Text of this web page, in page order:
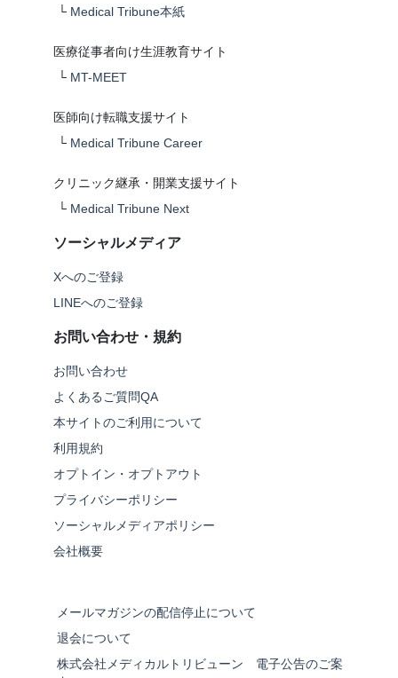
└ Medical Tribune本紙
医療従事者向け生涯教育サイト
└ MT-MEET
医師向け転職支援サイト
└ Medical Tribune Career
クリニック継承・開業支援サイト
└ Medical Tribune Next
ソーシャルメディア
Xへのご登録
LINEへのご登録
お問い合わせ・規約
お問い合わせ
よくあるご質問QA
本サイトのご利用について
利用規約
オプトイン・オプトアウト
プライバシーポリシー
ソーシャルメディアポリシー
会社概要
メールマガジンの配信停止について
退会について
株式会社メディカルトリビューン 電子公告のご案